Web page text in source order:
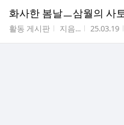
화사한 봄날ㅡ삼월의 사
게시판명
활동 게시판 작성자
지음... 작성시간
25.03.19